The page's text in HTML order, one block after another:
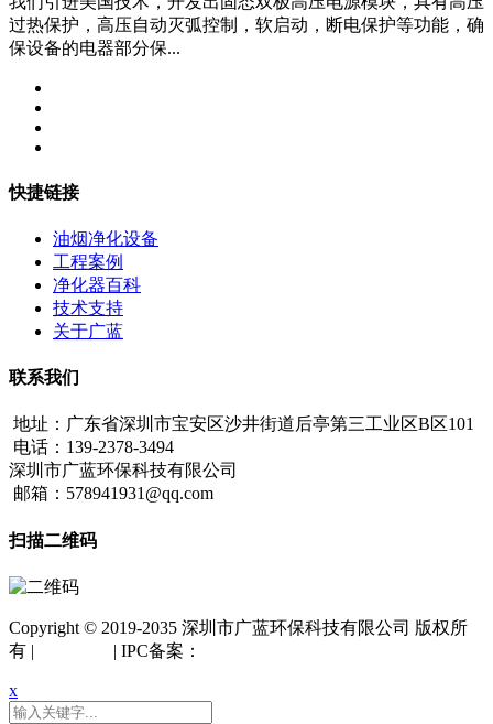
过热保护，高压自动灭弧控制，软启动，断电保护等功能，确
保设备的电器部分保...
快捷链接
油烟净化设备
工程案例
净化器百科
技术支持
关于广蓝
联系我们
地址：广东省深圳市宝安区沙井街道后亭第三工业区B区101
电话：139-2378-3494
深圳市广蓝环保科技有限公司
邮箱：578941931@qq.com
扫描二维码
Copyright © 2019-2035 深圳市广蓝环保科技有限公司 版权所
有 |
| IPC备案：
x